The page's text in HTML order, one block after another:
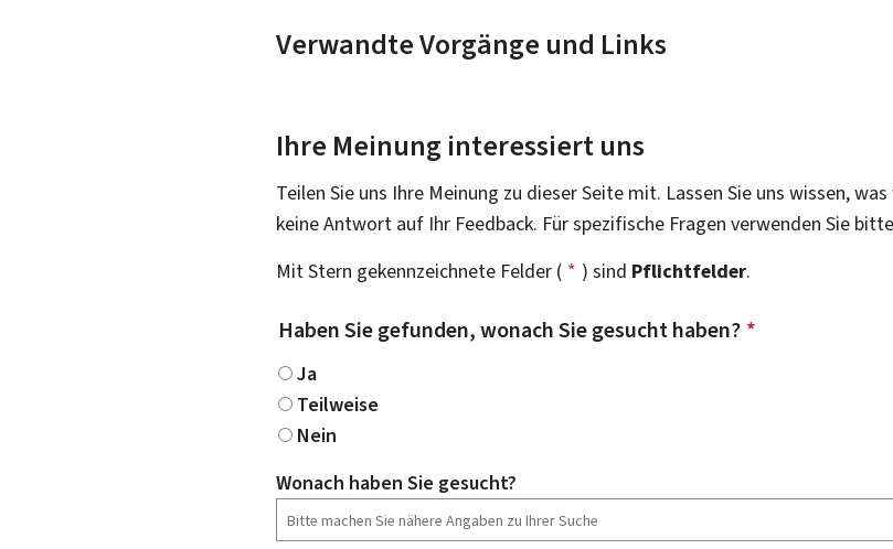
Verwandte Vorgänge und Links
Ihre Meinung interessiert uns
Teilen Sie uns Ihre Meinung zu dieser Seite mit. Lassen Sie uns wissen,
keine Antwort auf Ihr Feedback. Für spezifische Fragen verwenden Sie
Mit Stern gekennzeichnete Felder ( * ) sind Pflichtfelder.
Haben Sie gefunden, wonach Sie gesucht haben? *
Ja
Teilweise
Nein
Wonach haben Sie gesucht?